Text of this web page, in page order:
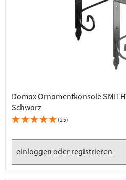
Domax Ornamentkonsole
Schwarz
(25)
einloggenoderregistrieren